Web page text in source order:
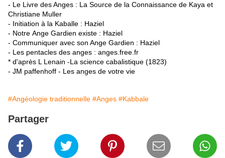
- Le Livre des Anges : La Source de la Connaissance de Kaya et
Christiane Muller
- Initiation à la Kaballe : Haziel
- Notre Ange Gardien existe : Haziel
- Communiquer avec son Ange Gardien : Haziel
- Les pentacles des anges : anges.free.fr
* d'après L Lenain -La science cabalistique (1823)
- JM paffenhoff - Les anges de votre vie
#Angéologie traditionnelle #Anges #Kabbale
Partager